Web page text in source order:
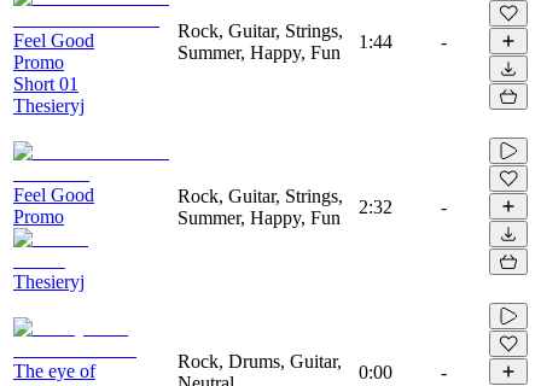
Feel Good
Promo
Short 01
Thesieryj
Rock, Guitar, Strings,
Summer, Happy, Fun
1:44 -
Feel Good
Promo
Thesieryj
Rock, Guitar, Strings,
Summer, Happy, Fun
2:32 -
The eye of
Rock, Drums, Guitar,
0:00 -